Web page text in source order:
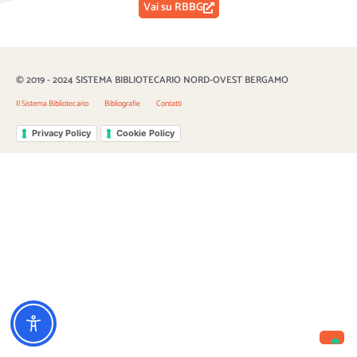
Vai su RBBG
© 2019 - 2024 SISTEMA BIBLIOTECARIO NORD-OVEST BERGAMO
Il Sistema Bibliotecario Bibliografie Contatti
Privacy Policy Cookie Policy